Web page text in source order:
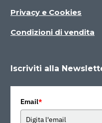
Privacy e Cookies
Condizioni di vendita
Iscriviti alla
Email*